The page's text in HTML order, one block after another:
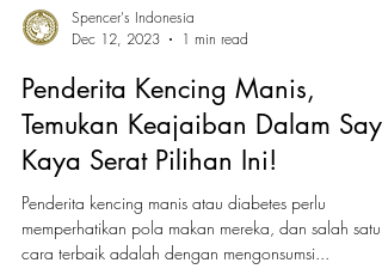
Dec 12, 2023
1 min read
Penderita Kencing Manis,
Temukan Keajaiban Dalam
Kaya Serat Pilihan Ini!
Penderita kencing manis atau diabetes perlu